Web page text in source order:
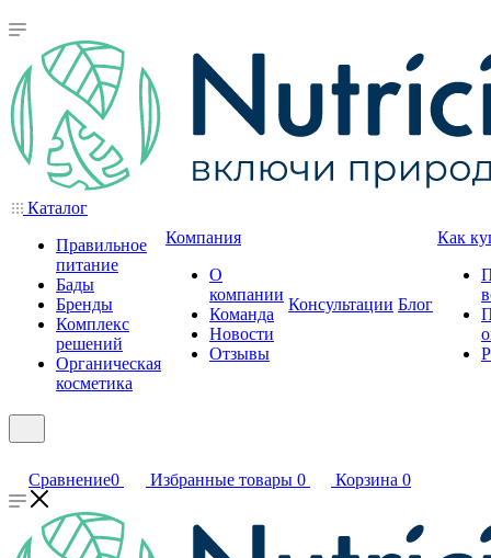
Каталог
Правильное
питание
Бады
Бренды
Комплекс
решений
Органическая
косметика
Компания
О
компании
Команда
Новости
Отзывы
Консультации Блог
Как
Сравнение0 Избранные товары 0 Корзина 0